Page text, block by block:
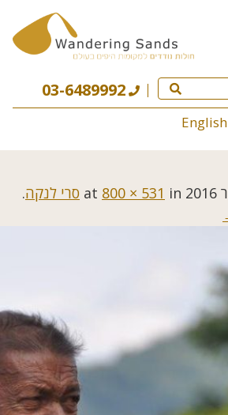
03-6489992
English
800 × 531 in סרי לנקה.